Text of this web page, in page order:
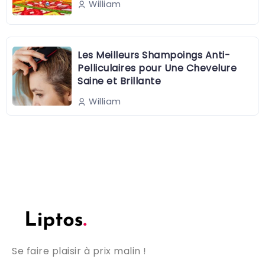
William
Les Meilleurs Shampoings Anti-
Pelliculaires pour Une Chevelure
Saine et Brillante
William
Se faire plaisir à prix malin !